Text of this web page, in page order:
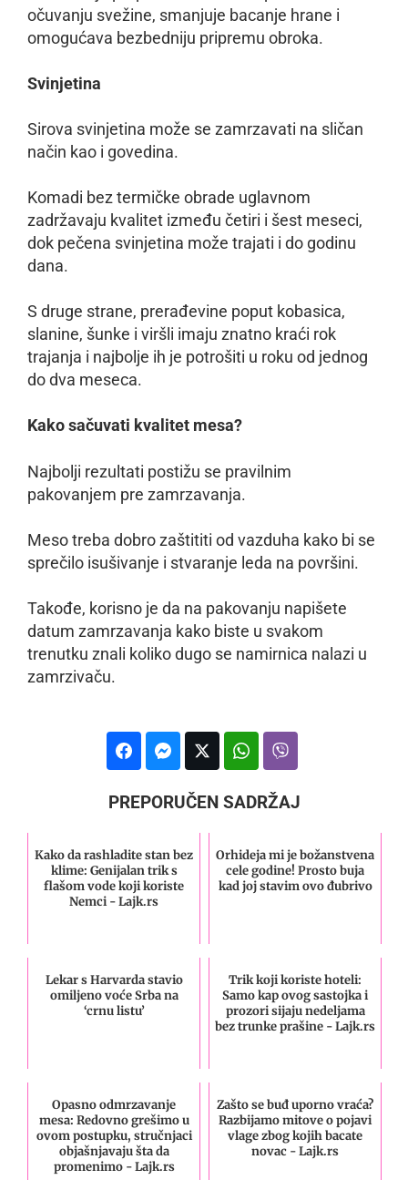
očuvanju svežine, smanjuje bacanje hrane i
omogućava bezbedniju pripremu obroka.
Svinjetina
Sirova svinjetina može se zamrzavati na sličan
način kao i govedina.
Komadi bez termičke obrade uglavnom
zadržavaju kvalitet između četiri i šest meseci,
dok pečena svinjetina može trajati i do godinu
dana.
S druge strane, prerađevine poput kobasica,
slanine, šunke i viršli imaju znatno kraći rok
trajanja i najbolje ih je potrošiti u roku od jednog
do dva meseca.
Kako sačuvati kvalitet mesa?
Najbolji rezultati postižu se pravilnim
pakovanjem pre zamrzavanja.
Meso treba dobro zaštititi od vazduha kako bi se
sprečilo isušivanje i stvaranje leda na površini.
Takođe, korisno je da na pakovanju napišete
datum zamrzavanja kako biste u svakom
trenutku znali koliko dugo se namirnica nalazi u
zamrzivaču.
PREPORUČEN SADRŽAJ
Kako da rashladite stan bez
klime: Genijalan trik s
flašom vode koji koriste
Nemci - Lajk.rs
Orhideja mi je božanstvena
cele godine! Prosto buja
kad joj stavim ovo đubrivo
Lekar s Harvarda stavio
omiljeno voće Srba na
‘crnu listu’
Trik koji koriste hoteli:
Samo kap ovog sastojka i
prozori sijaju nedeljama
bez trunke prašine - Lajk.rs
Opasno odmrzavanje
mesa: Redovno grešimo u
ovom postupku, stručnjaci
objašnjavaju šta da
promenimo - Lajk.rs
Zašto se buđ uporno vraća?
Razbijamo mitove o pojavi
vlage zbog kojih bacate
novac - Lajk.rs